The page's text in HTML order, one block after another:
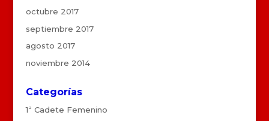
octubre 2017
septiembre 2017
agosto 2017
noviembre 2014
Categorías
1ª Cadete Femenino